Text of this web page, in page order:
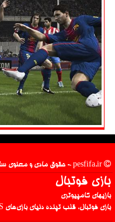
بازی فوتبال
بازیهای کامپیوتری
بازی فوتبال، قلب تپنده دنیای بازی‌های PES و FIFA